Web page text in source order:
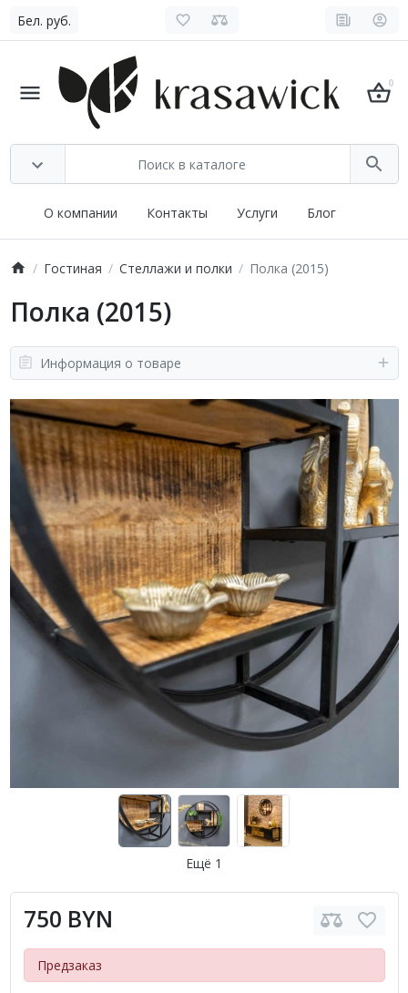
Бел. руб.
0
О компании Контакты Услуги Блог
Гостиная Стеллажи и полки Полка (2015)
Полка (2015)
Информация о товаре
Ещё 1
750 BYN
Предзаказ